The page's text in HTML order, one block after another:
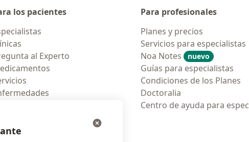
los pacientes
al Experto
Para profesionales
Planes y precios
Servicios para especialistas
Noa Notes
nuevo
Guías para especialistas
Condiciones de los Planes
Doctoralia
Centro de ayuda para